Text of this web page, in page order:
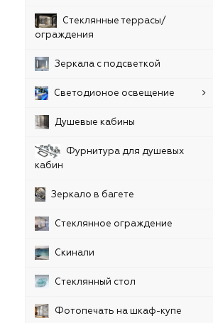
Стеклянные террасы/
ограждения
Зеркала с подсветкой
Светодионое освещение
Душевые кабины
Фурнитура для душевых
кабин
Зеркало в багете
Стеклянное ограждение
Скинали
Стеклянный стол
Фотопечать на шкаф-купе